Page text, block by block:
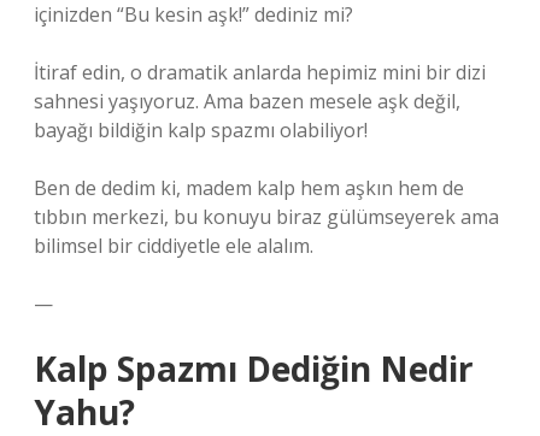
içinizden “Bu kesin aşk!” dediniz mi?
İtiraf edin, o dramatik anlarda hepimiz mini bir dizi
sahnesi yaşıyoruz. Ama bazen mesele aşk değil,
bayağı bildiğin kalp spazmı olabiliyor!
Ben de dedim ki, madem kalp hem aşkın hem de
tıbbın merkezi, bu konuyu biraz gülümseyerek ama
bilimsel bir ciddiyetle ele alalım.
—
Kalp Spazmı Dediğin Nedir
Yahu?